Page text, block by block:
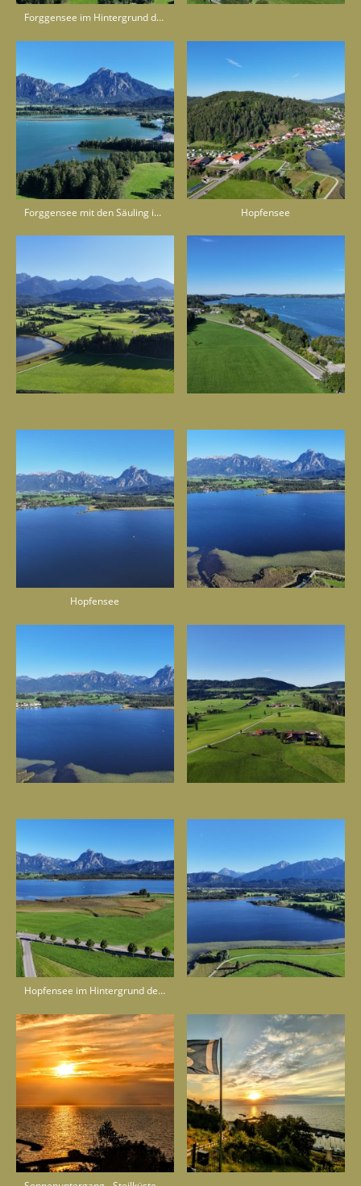
Forggensee im Hintergrund das König Ludwig Festspielhaus
Forggensee mit den Säuling im Hintergrund 2.048 m Hopfensee
Hopfensee
Hopfensee im Hintergrund der Säuling